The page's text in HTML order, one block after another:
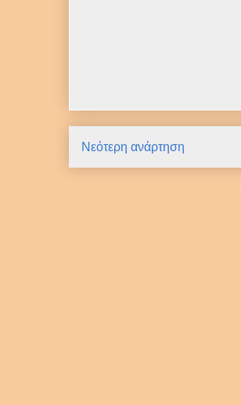
Νεότερη ανάρτηση